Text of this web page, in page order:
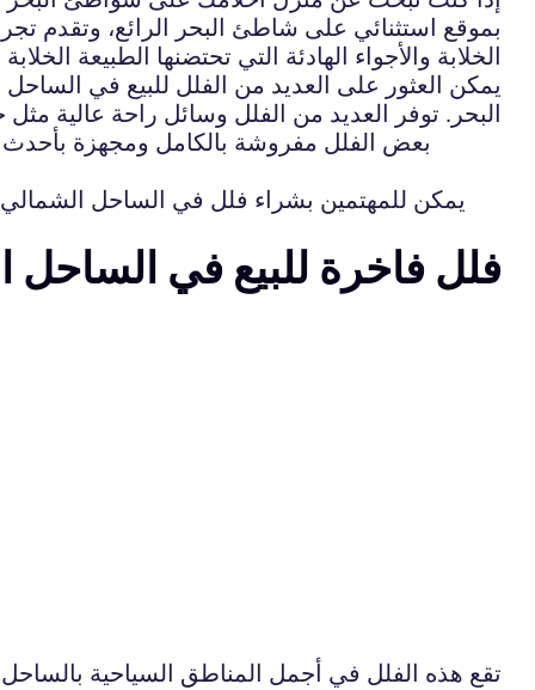
بموقع استثنائي على شاطئ البحر الرائع، وتقدم
الخلابة والأجواء الهادئة التي تحتضنها الطبيعة
يمكن العثور على العديد من الفلل للبيع في
البحر. توفر العديد من الفلل وسائل راحة عالية
بعض الفلل مفروشة بالكامل ومجهزة بأحدث
يمكن للمهتمين بشراء فلل في الساحل الشمالي
فلل فاخرة للبيع في
تقع هذه الفلل في أجمل المناطق السياحية بالساحل